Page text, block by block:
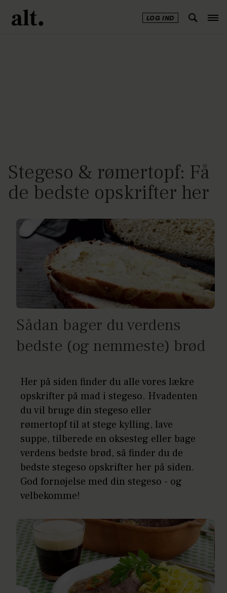
LOG IND
Stegeso & rømertopf: Få
de bedste opskrifter her
Sådan bager du verdens
bedste (og nemmeste) brød
Her på siden finder du alle vores lækre
opskrifter på mad i stegeso. Hvadenten
du vil bruge din stegeso eller
rømertopf til at stege kylling, lave
suppe, tilberede en oksesteg eller bage
verdens bedste brød, så finder du de
bedste stegeso opskrifter her på siden.
God fornøjelse med din stegeso - og
velbekomme!